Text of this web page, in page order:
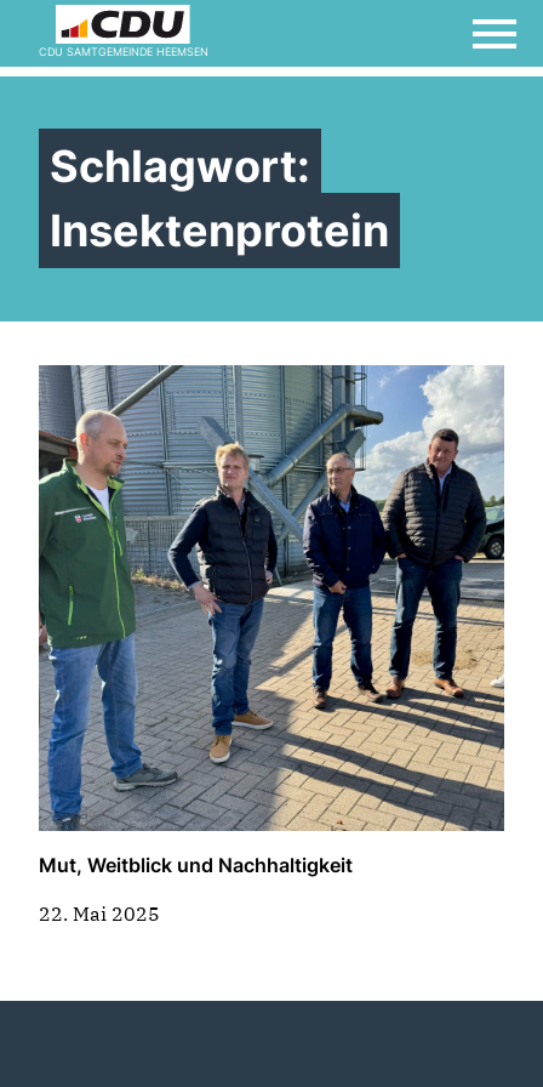
CDU SAMTGEMEINDE HEEMSEN
Willkommen bei der
Frauen Union!
Schlagwort:
Insektenprotein
Mut, Weitblick und Nachhaltigkeit
22. Mai 2025